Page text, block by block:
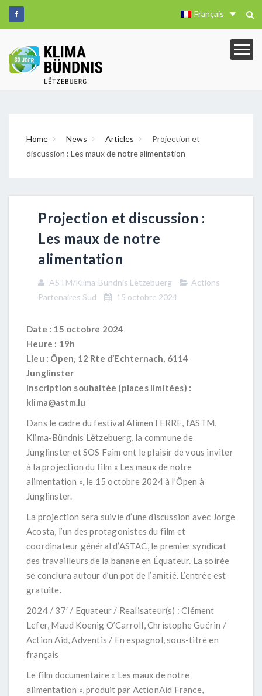
Français
Home News Articles
Projection et
discussion : Les maux de notre alimentation
Projection et discussion :
Les maux de notre
alimentation
ASTM/Klima-Bündnis Lëtzebuerg
Actions
Partenaires Sud
15 octobre 2024
Date : 15 octobre 2024
Heure : 19h
Lieu : Ôpen, 12 Rte d’Echternach, 6114
Junglinster
Inscription souhaitée (places limitées) :
klima@astm.lu
Dans le cadre du festival AlimenTERRE, l’ASTM,
Klima-Bündnis Lëtzebuerg, la commune de
Junglinster et SOS Faim ont le plaisir de vous inviter
à la projection du film « Les maux de notre
alimentation », le 15 octobre 2024 à l’Ôpen à
Junglinster.
La projection sera suivie d’une discussion avec Jorge
Acosta, l’un des protagonistes du film et
coordinateur général d’ASTAC, le premier syndicat
des travailleurs de la banane en Équateur. La soirée
se conclura autour d’un pot de l’amitié. L’entrée est
gratuite.
2024 / 37′ / Equateur / Realisateur(s) : Clément
Lefer, Maud Koenig O’Carroll, Christophe Guérin /
Action Aid, Adventis / En espagnol, sous-titré en
français
Le film documentaire « Les maux de notre
alimentation », produit par ActionAid France,